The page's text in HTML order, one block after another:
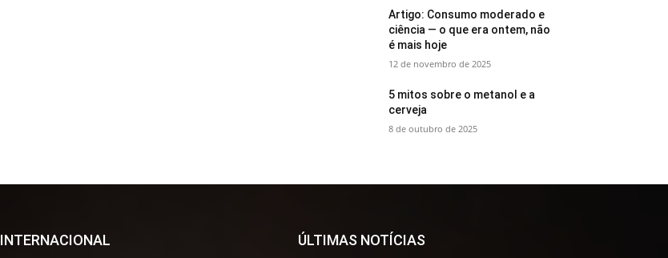
Artigo: Consumo moderado e
ciência — o que era ontem, não
é mais hoje
12 de novembro de 2025
5 mitos sobre o metanol e a
cerveja
8 de outubro de 2025
INTERNACIONAL ÚLTIMAS NOTÍCIAS